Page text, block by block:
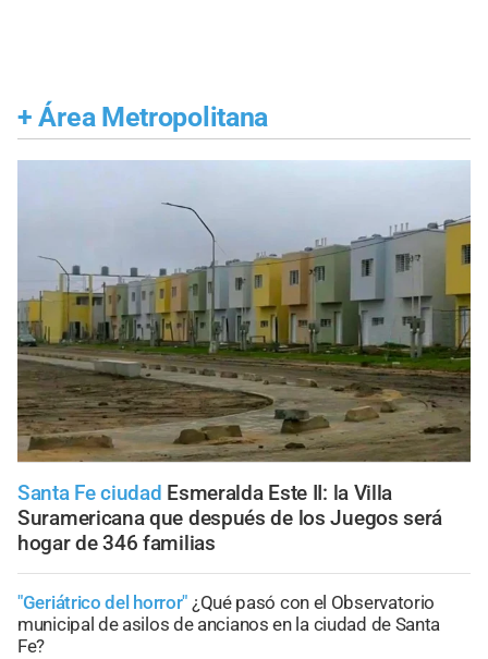
+ Área Metropolitana
Santa Fe ciudad Esmeralda Este II: la Villa
Suramericana que después de los Juegos será
hogar de 346 familias
"Geriátrico del horror" ¿Qué pasó con el Observatorio
municipal de asilos de ancianos en la ciudad de Santa
Fe?